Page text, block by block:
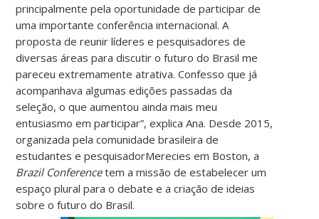
principalmente pela oportunidade de participar de
uma importante conferência internacional. A
proposta de reunir líderes e pesquisadores de
diversas áreas para discutir o futuro do Brasil me
pareceu extremamente atrativa. Confesso que já
acompanhava algumas edições passadas da
seleção, o que aumentou ainda mais meu
entusiasmo em participar”, explica Ana. Desde 2015,
organizada pela comunidade brasileira de
estudantes e pesquisadorMerecies em Boston, a
Brazil Conferencetem a missão de estabelecer um
espaço plural para o debate e a criação de ideias
sobre o futuro do Brasil.